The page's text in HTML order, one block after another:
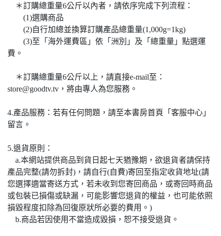
＊訂購總重量6公斤以內者，請依序完成下列流程：
(1)選購商品
(2)自行加總並換算訂購產品總重量(1,000g=1kg)
(3)至「海外運費區」依「洲別」及「總重量」點選運
費。
＊訂購總重量6公斤以上，請直接e-mail至：
store@goodtv.tv，將由專人為您服務。
4.產品服務：若有任何問題，請至本書房首頁「客服中心」
留言。
5.退貨原則：
a.本網站提供商品到貨日起七天猶豫期，欲退貨者請保持
產品完整(請勿拆封)，請自行(自費)寄回至指定收貨地址(請
您選擇適當寄送方式，若未收到您寄回商品，或寄回時商品
或包裝已損傷或缺漏，可能影響您退貨的權益，也可能依照
損毀程度扣除為回復原狀所必要的費用。)
b.商品若因使用不當造成毀損，恕不接受退貨。